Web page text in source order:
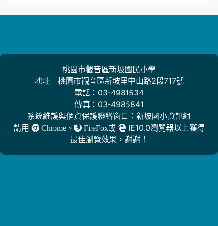
桃園市觀音區新坡國民小學
地址：桃園市觀音區新坡里中山路2段717號
電話：03-4981534
傳真：03-4985841
系統維護與個資保護聯絡窗口：新坡國小資訊組
請用
Chrome、 FireFox或
IE10.0瀏覽器以上獲得
最佳瀏覽效果，謝謝！